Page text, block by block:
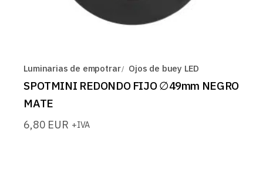
Luminarias de empotrar Ojos de buey LED
SPOTMINI REDONDO FIJO ∅49mm NEGRO
MATE
6,80 EUR +IVA